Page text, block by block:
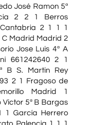
José Ramon 5ª
2 2 1 Berros
2 1 1 1
Madrid Madrid 2
Jose Luis 4ª A
661242640 2 1
B S. Martin Rey
2 1 Fragoso de
Madrid 1
Victor 5ª B Bargas
1 García Herrero
Palencia 1 1 1